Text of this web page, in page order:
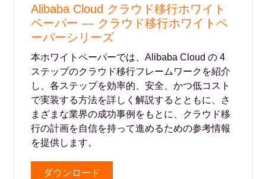
Alibaba Cloud クラウド移行ホワイト
ペーパー — クラウド移行ホワイトペ
ーパーシリーズ
本ホワイトペーパーでは、Alibaba Cloud の 4
ステップのクラウド移行フレームワークを紹介
し、各ステップを効率的、安全、かつ低コスト
で実装する方法を詳しく解説するとともに、さ
まざまな業界の成功事例をもとに、クラウド移
行の計画を自信を持って進めるための参考情報
を提供します。
ダウンロード